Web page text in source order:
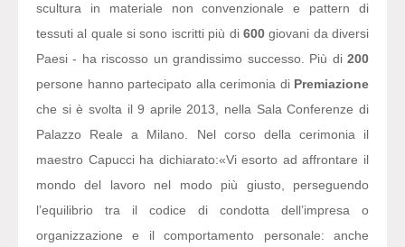
scultura in materiale non convenzionale e pattern di
tessuti al quale si sono iscritti più di 600giovani da diversi
Paesi - ha riscosso un grandissimo successo. Più di 200
persone hanno partecipato alla cerimonia di Premiazione
che si è svolta il 9 aprile 2013, nella Sala Conferenze di
Palazzo Reale a Milano. Nel corso della cerimonia il
maestro Capucci ha dichiarato:«Vi esorto ad affrontare il
mondo del lavoro nel modo più giusto, perseguendo
l’equilibrio tra il codice di condotta dell’impresa o
organizzazione e il comportamento personale: anche